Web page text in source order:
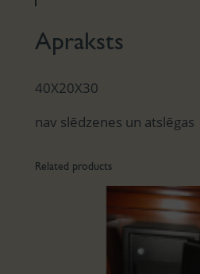
Apraksts
40X20X30
nav slēdzenes un atslēgas
Related products